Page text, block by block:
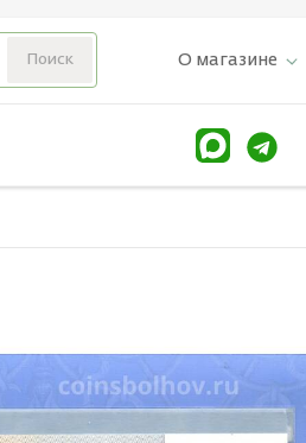
О магазине